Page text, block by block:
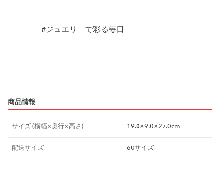
#ジュエリーで彩る毎日
商品情報
サイズ (横幅×奥行×高さ) 19.0×9.0×27.0cm
配送サイズ 60サイズ